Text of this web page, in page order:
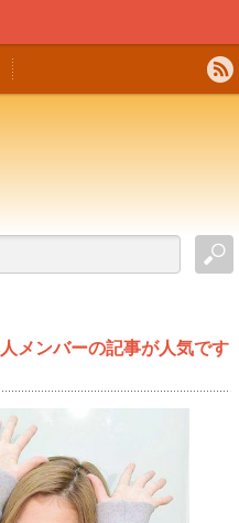
メンバーの記事が人気です